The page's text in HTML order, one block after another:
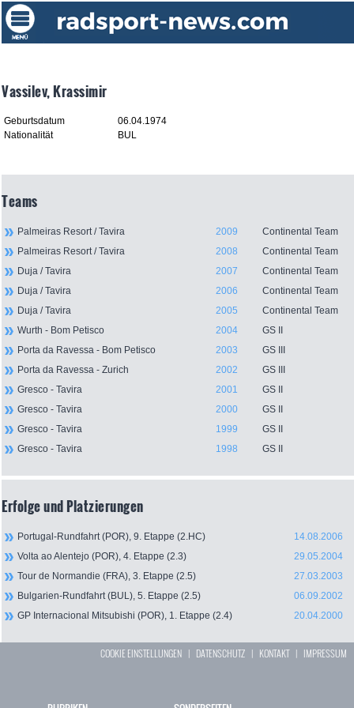
Vassilev, Krassimir
Geburtsdatum
06.04.1974
Nationalität
BUL
Teams
Palmeiras Resort / Tavira 2009
Continental Team
Palmeiras Resort / Tavira
2008
Continental Team
Duja / Tavira
2007
Continental Team
Duja / Tavira
2006
Continental Team
Duja / Tavira
2005
Continental Team
Wurth - Bom Petisco
2004
GS II
Porta da Ravessa - Bom Petisco
2003
GS III
Porta da Ravessa - Zurich
2002
GS III
Gresco - Tavira
2001
GS II
Gresco - Tavira
2000
GS II
Gresco - Tavira
1999
GS II
Gresco - Tavira
1998 GS II
Erfolge und Platzierungen
Portugal-Rundfahrt (POR), 9. Etappe (2.HC)
14.08.2006
Volta ao Alentejo (POR), 4. Etappe (2.3)
29.05.2004
Tour de Normandie (FRA), 3. Etappe (2.5)
27.03.2003
Bulgarien-Rundfahrt (BUL), 5. Etappe (2.5)
06.09.2002
GP Internacional Mitsubishi (POR), 1. Etappe (2.4)
20.04.2000
COOKIE EINSTELLUNGEN | DATENSCHUTZ | KONTAKT| IMPRESSUM